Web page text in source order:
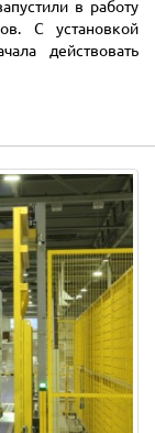
в работу
С установкой
действовать